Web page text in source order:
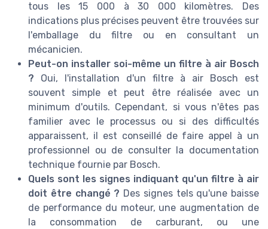
tous les 15 000 à 30 000 kilomètres. Des
indications plus précises peuvent être trouvées sur
l'emballage du filtre ou en consultant un
mécanicien.
Peut-on installer soi-même un filtre à air Bosch
? Oui, l'installation d'un filtre à air Bosch est
souvent simple et peut être réalisée avec un
minimum d'outils. Cependant, si vous n'êtes pas
familier avec le processus ou si des difficultés
apparaissent, il est conseillé de faire appel à un
professionnel ou de consulter la documentation
technique fournie par Bosch.
Quels sont les signes indiquant qu'un filtre à air
doit être changé ? Des signes tels qu'une baisse
de performance du moteur, une augmentation de
la consommation de carburant, ou une